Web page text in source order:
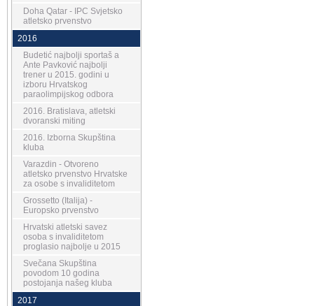
Doha Qatar - IPC Svjetsko
atletsko prvenstvo
2016
Budetić najbolji sportaš a
Ante Pavković najbolji
trener u 2015. godini u
izboru Hrvatskog
paraolimpijskog odbora
2016. Bratislava, atletski
dvoranski miting
2016. Izborna Skupština
kluba
Varazdin - Otvoreno
atletsko prvenstvo Hrvatske
za osobe s invaliditetom
Grossetto (Italija) -
Europsko prvenstvo
Hrvatski atletski savez
osoba s invaliditetom
proglasio najbolje u 2015
Svečana Skupština
povodom 10 godina
postojanja našeg kluba
2017